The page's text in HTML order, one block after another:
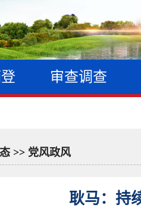
审查调查
>> 党风政风
耿马：持